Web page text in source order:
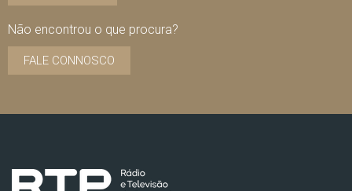
Não encontrou o que procura?
FALE CONNOSCO